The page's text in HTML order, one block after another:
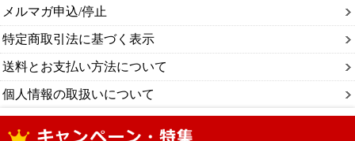
メルマガ申込/停止
特定商取引法に基づく表示
送料とお支払い方法について
個人情報の取扱いについて